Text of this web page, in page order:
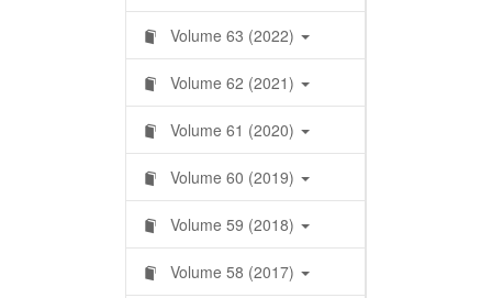
Volume 63 (2022)
Volume 62 (2021)
Volume 61 (2020)
Volume 60 (2019)
Volume 59 (2018)
Volume 58 (2017)